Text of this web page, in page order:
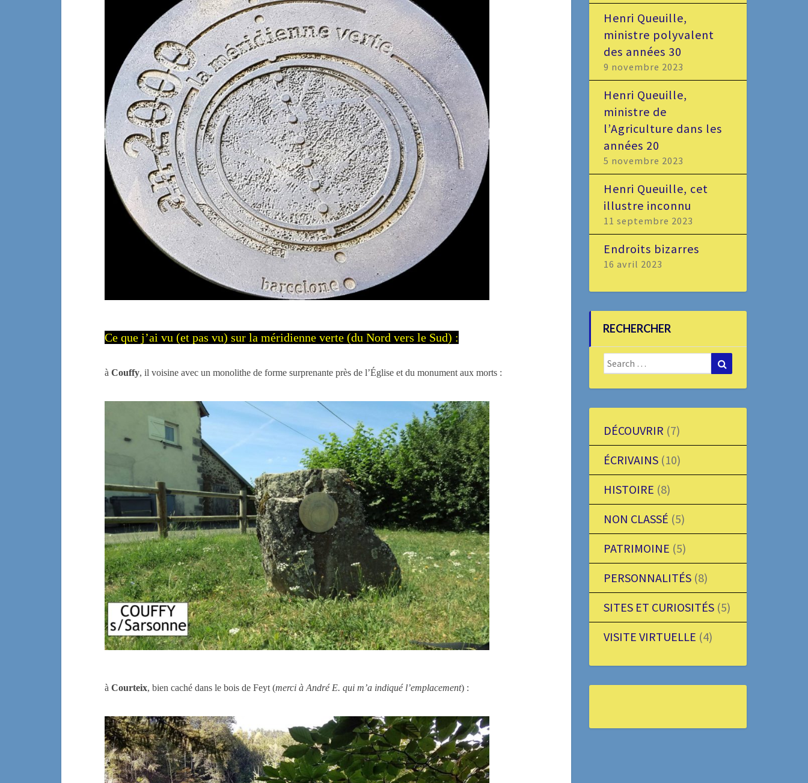
Ce que j’ai vu (et pas vu) sur la méridienne verte (du Nord vers le Sud) :
à Couffy, il voisine avec un monolithe de forme surprenante près de l’Église et du monument aux morts :
à Courteix, bien caché dans le bois de Feyt (merci à André E. qui m’a indiqué l’emplacement) :
Henri Queuille,
ministre polyvalent
des années 30
9 novembre 2023
Henri Queuille,
ministre de
l’Agriculture dans les
années 20
5 novembre 2023
Henri Queuille, cet
illustre inconnu
11 septembre 2023
Endroits bizarres
16 avril 2023
RECHERCHER
Search
for:
DÉCOUVRIR (7)
ÉCRIVAINS(10)
HISTOIRE (8)
NON CLASSÉ (5)
PATRIMOINE (5)
PERSONNALITÉS(8)
SITES ET CURIOSITÉS(5)
VISITE VIRTUELLE (4)